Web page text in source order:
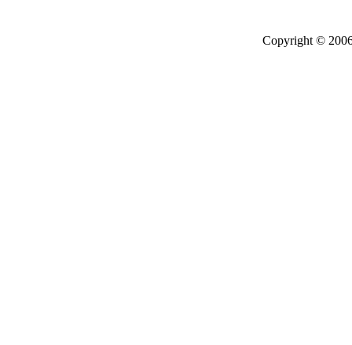
Copyright ©